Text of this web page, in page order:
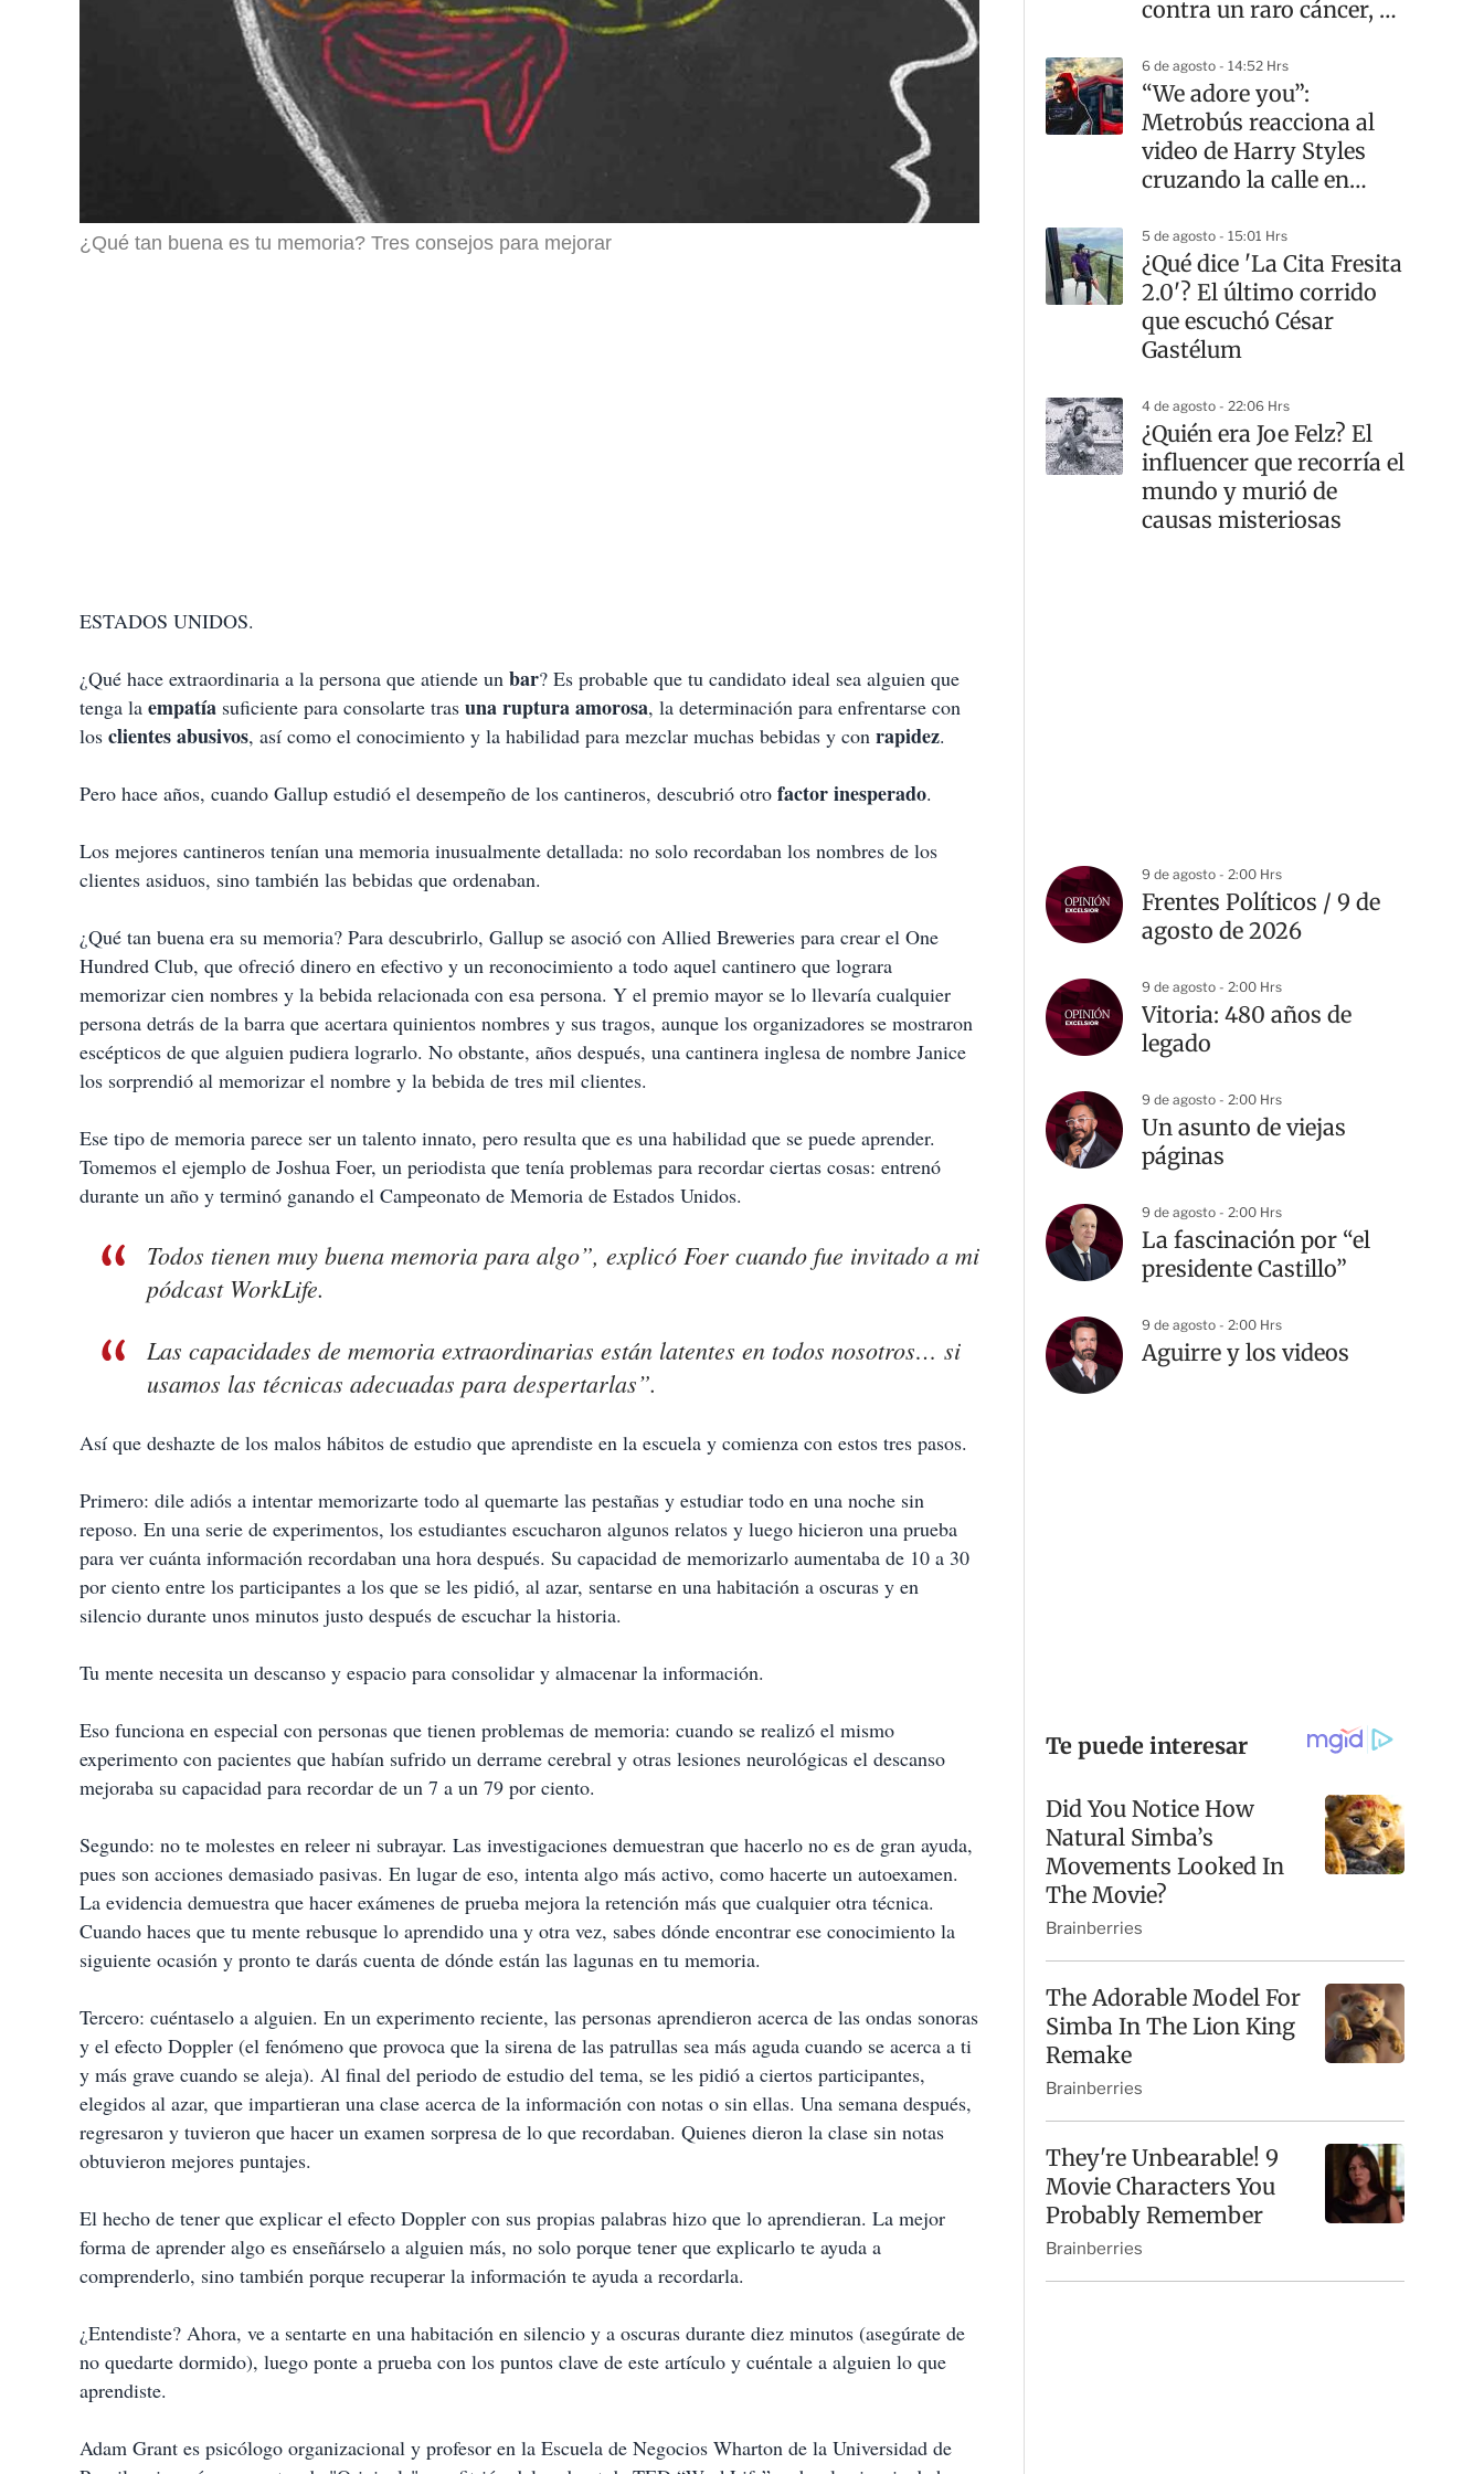
¿Qué tan buena es tu memoria? Tres consejos para mejorar
ESTADOS UNIDOS.
¿Qué hace extraordinaria a la persona que atiende un bar? Es probable que tu candidato ideal sea alguien que
tenga la empatía suficiente para consolarte tras una ruptura amorosa, la determinación para enfrentarse con
los clientes abusivos, así como el conocimiento y la habilidad para mezclar muchas bebidas y con rapidez.
Pero hace años, cuando Gallup estudió el desempeño de los cantineros, descubrió otro factor inesperado.
Los mejores cantineros tenían una memoria inusualmente detallada: no solo recordaban los nombres de los
clientes asiduos, sino también las bebidas que ordenaban.
¿Qué tan buena era su memoria? Para descubrirlo, Gallup se asoció con Allied Breweries para crear el One
Hundred Club, que ofreció dinero en efectivo y un reconocimiento a todo aquel cantinero que lograra
memorizar cien nombres y la bebida relacionada con esa persona. Y el premio mayor se lo llevaría cualquier
persona detrás de la barra que acertara quinientos nombres y sus tragos, aunque los organizadores se mostraron
escépticos de que alguien pudiera lograrlo. No obstante, años después, una cantinera inglesa de nombre Janice
los sorprendió al memorizar el nombre y la bebida de tres mil clientes.
Ese tipo de memoria parece ser un talento innato, pero resulta que es una habilidad que se puede aprender.
Tomemos el ejemplo de Joshua Foer, un periodista que tenía problemas para recordar ciertas cosas: entrenó
durante un año y terminó ganando el Campeonato de Memoria de Estados Unidos.
Todos tienen muy buena memoria para algo”, explicó Foer cuando fue invitado a mi
pódcast WorkLife.
Las capacidades de memoria extraordinarias están latentes en todos nosotros… si
usamos las técnicas adecuadas para despertarlas”.
Así que deshazte de los malos hábitos de estudio que aprendiste en la escuela y comienza con estos tres pasos.
Primero: dile adiós a intentar memorizarte todo al quemarte las pestañas y estudiar todo en una noche sin
reposo. En una serie de experimentos, los estudiantes escucharon algunos relatos y luego hicieron una prueba
para ver cuánta información recordaban una hora después. Su capacidad de memorizarlo aumentaba de 10 a 30
por ciento entre los participantes a los que se les pidió, al azar, sentarse en una habitación a oscuras y en
silencio durante unos minutos justo después de escuchar la historia.
Tu mente necesita un descanso y espacio para consolidar y almacenar la información.
Eso funciona en especial con personas que tienen problemas de memoria: cuando se realizó el mismo
experimento con pacientes que habían sufrido un derrame cerebral y otras lesiones neurológicas el descanso
mejoraba su capacidad para recordar de un 7 a un 79 por ciento.
Segundo: no te molestes en releer ni subrayar. Las investigaciones demuestran que hacerlo no es de gran ayuda,
pues son acciones demasiado pasivas. En lugar de eso, intenta algo más activo, como hacerte un autoexamen.
La evidencia demuestra que hacer exámenes de prueba mejora la retención más que cualquier otra técnica.
Cuando haces que tu mente rebusque lo aprendido una y otra vez, sabes dónde encontrar ese conocimiento la
siguiente ocasión y pronto te darás cuenta de dónde están las lagunas en tu memoria.
Tercero: cuéntaselo a alguien. En un experimento reciente, las personas aprendieron acerca de las ondas sonoras
y el efecto Doppler (el fenómeno que provoca que la sirena de las patrullas sea más aguda cuando se acerca a ti
y más grave cuando se aleja). Al final del periodo de estudio del tema, se les pidió a ciertos participantes,
elegidos al azar, que impartieran una clase acerca de la información con notas o sin ellas. Una semana después,
regresaron y tuvieron que hacer un examen sorpresa de lo que recordaban. Quienes dieron la clase sin notas
obtuvieron mejores puntajes.
El hecho de tener que explicar el efecto Doppler con sus propias palabras hizo que lo aprendieran. La mejor
forma de aprender algo es enseñárselo a alguien más, no solo porque tener que explicarlo te ayuda a
comprenderlo, sino también porque recuperar la información te ayuda a recordarla.
¿Entendiste? Ahora, ve a sentarte en una habitación en silencio y a oscuras durante diez minutos (asegúrate de
no quedarte dormido), luego ponte a prueba con los puntos clave de este artículo y cuéntale a alguien lo que
aprendiste.
Adam Grant es psicólogo organizacional y profesor en la Escuela de Negocios Wharton de la Universidad de
contra un raro cáncer, a
6 de agosto - 14:52 Hrs
“We adore you”:
Metrobús reacciona al
video de Harry Styles
cruzando la calle en
5 de agosto - 15:01 Hrs
¿Qué dice 'La Cita Fresita
2.0'? El último corrido
que escuchó César
Gastélum
4 de agosto - 22:06 Hrs
¿Quién era Joe Felz? El
influencer que recorría el
mundo y murió de
causas misteriosas
9 de agosto - 2:00 Hrs
Frentes Políticos / 9 de
agosto de 2026
9 de agosto - 2:00 Hrs
Vitoria: 480 años de
legado
9 de agosto - 2:00 Hrs
Un asunto de viejas
páginas
9 de agosto - 2:00 Hrs
La fascinación por “el
presidente Castillo”
9 de agosto - 2:00 Hrs
Aguirre y los videos